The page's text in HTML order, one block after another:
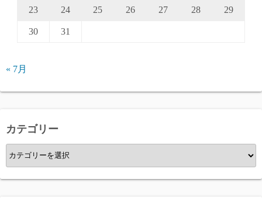
23 24 25 26 27 28 29
30 31
« 7月
カテゴリー
カ
テ
ゴ